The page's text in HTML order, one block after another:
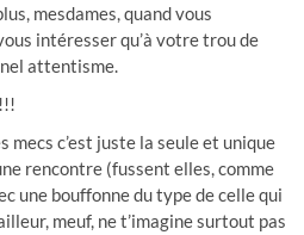
mesdames, quand vous
intéresser qu’à votre trou de
attentisme.
mecs c’est juste la seule et unique
rencontre (fussent elles, comme
une bouffonne du type de celle qui
meuf, ne t’imagine surtout pas